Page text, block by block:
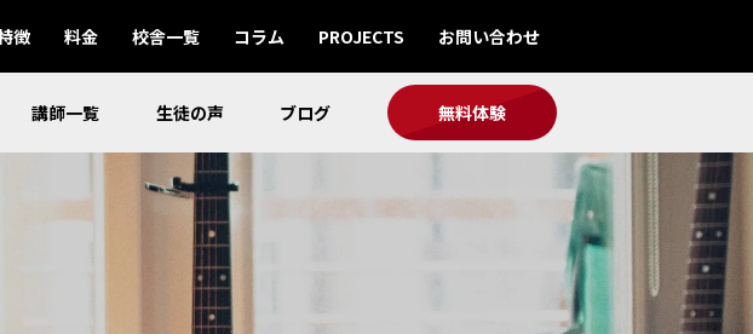
徴 料金 校舎一覧 コラム PROJECTS お問い合わせ
講師一覧 生徒の声 ブログ 無料体験